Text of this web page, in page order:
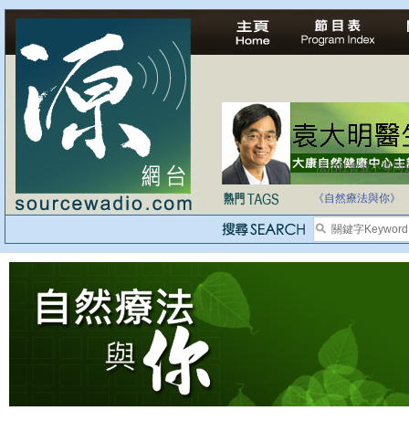
法治社會並不等同
《自然療法與你》